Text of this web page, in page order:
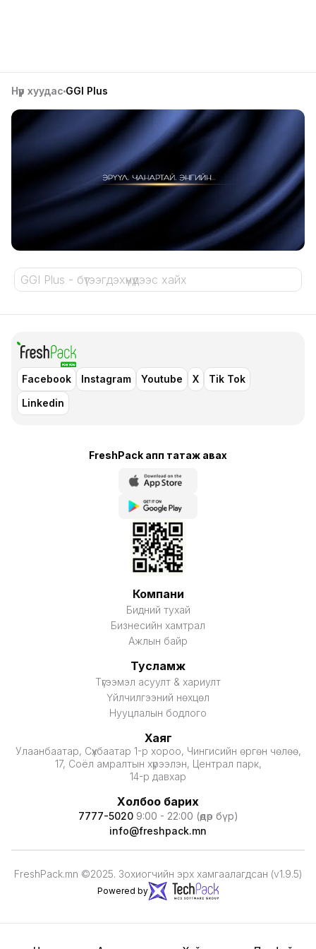
Нүүр хуудас GGI Plus
Facebook Instagram Youtube X
Tik Tok
Linkedin
FreshPack апп татаж авaх
Компани
Бидний тухай
Бизнесийн хамтрал
Ажлын байр
Тусламж
Түгээмэл асуулт & хариулт
Үйлчилгээний нөхцөл
Нууцлалын бодлого
Хаяг
Улаанбаатар, Сүхбаатар 1-р хороо, Чингисийн өргөн чөлөө,
17, Соёл амралтын хүрээлэн, Централ парк,
14-р давхар
Холбоо барих
7777-5020 9:00 - 22:00 (өдөр бүр)
info@freshpack.mn
FreshPack.mn ©2025. Зохиогчийн эрх хамгаалагдсан (v1.9.5)
Powered by